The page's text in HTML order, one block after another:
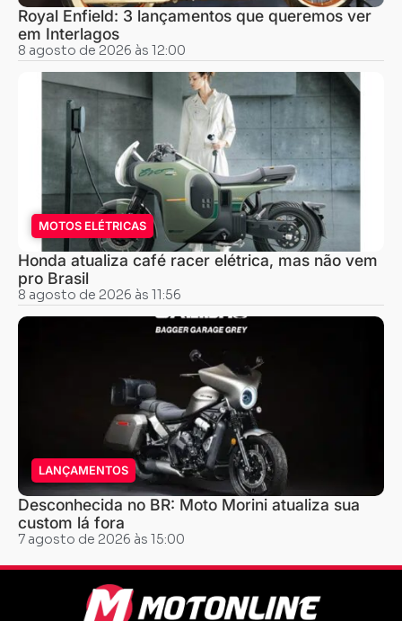
Royal Enfield: 3 lançamentos que queremos ver
em Interlagos
8 agosto de 2026 às 12:00
MOTOS ELÉTRICAS
Honda atualiza café racer elétrica, mas não vem
pro Brasil
8 agosto de 2026 às 11:56
LANÇAMENTOS
Desconhecida no BR: Moto Morini atualiza sua
custom lá fora
7 agosto de 2026 às 15:00